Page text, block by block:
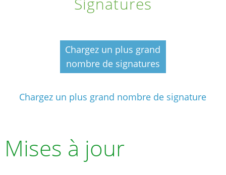
Chargez un plus grand
nombre de signatures
Chargez un plus grand nombre de signature
Mises à jour